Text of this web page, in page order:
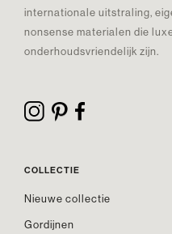
internationale uitstraling,
nonsense materialen die
onderhoudsvriendelijk zijn.
COLLECTIE
Nieuwe collectie
Gordijnen